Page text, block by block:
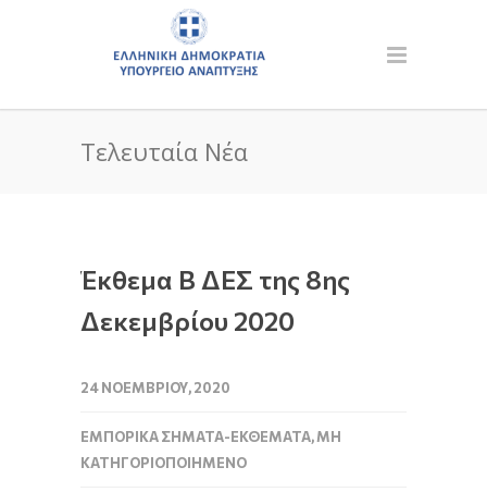
Τελευταία Νέα
Έκθεμα Β ΔΕΣ της 8ης
Δεκεμβρίου 2020
24 ΝΟΕΜΒΡΊΟΥ, 2020
ΕΜΠΟΡΙΚΆ ΣΉΜΑΤΑ-ΕΚΘΈΜΑΤΑ,ΜΗ
ΚΑΤΗΓΟΡΙΟΠΟΙΗΜΈΝΟ